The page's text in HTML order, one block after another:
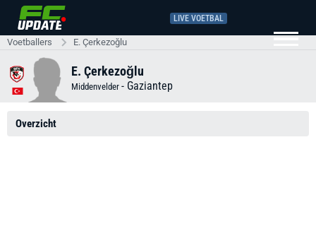
LIVE VOETBAL
Voetballers E. Çerkezoğlu
E. Çerkezoğlu
Middenvelder - Gaziantep
Overzicht